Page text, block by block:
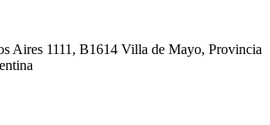
Aires 1111, B1614 Villa de Mayo, Provincia